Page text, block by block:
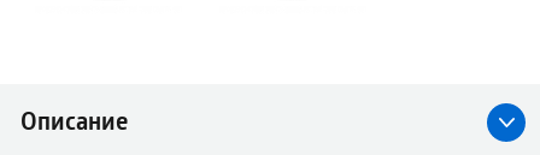
Описание